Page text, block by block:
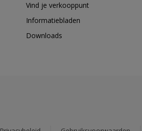
Vind je verkooppunt
Informatiebladen
Downloads